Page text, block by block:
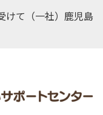
けて（一社）鹿児島